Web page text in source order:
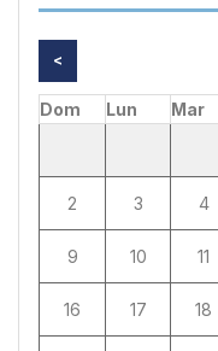
<
Dom Lun Mar
2 3 4
9 10 11
16 17 18